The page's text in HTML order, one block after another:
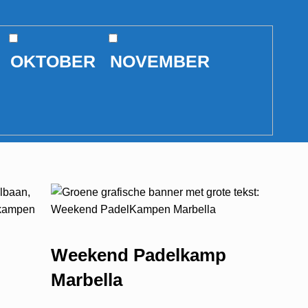
OKTOBER NOVEMBER
Weekend Padelkamp
Marbella